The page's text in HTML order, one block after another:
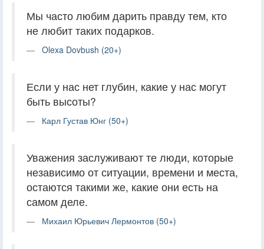
Мы часто любим дарить правду тем, кто
не любит таких подарков.
Olexa Dovbush (20+)
Если у нас нет глубин, какие у нас могут
быть высоты?
Карл Густав Юнг (50+)
Уважения заслуживают те люди, которые
независимо от ситуации, времени и места,
остаются такими же, какие они есть на
самом деле.
Михаил Юрьевич Лермонтов (50+)